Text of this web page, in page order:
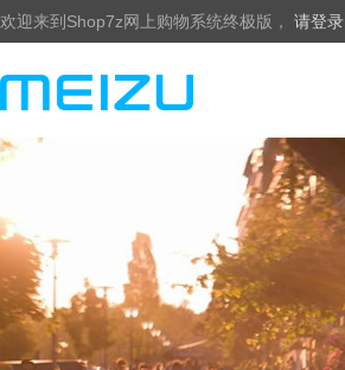
欢迎来到Shop7z网上购物系统终极版， 请登录